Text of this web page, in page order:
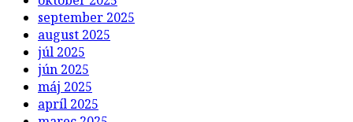
september 2025
august 2025
júl 2025
jún 2025
máj 2025
apríl 2025